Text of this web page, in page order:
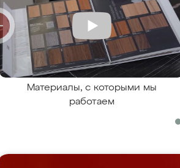
Материалы, с которыми мы
работаем